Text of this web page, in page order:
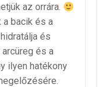
az orrára.
bacik és a
és
és a
ilyen hatékony